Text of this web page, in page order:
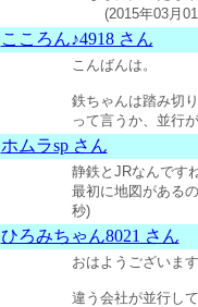
(2015年03月01
こころん♪4918 さん
こんばんは。
鉄ちゃんは踏み切
って言うか、並行
ホムラsp さん
静鉄とJRなんですね
最初に地図がある
秒)
ひろみちゃん8021 さん
おはようございま
違う会社が並行して